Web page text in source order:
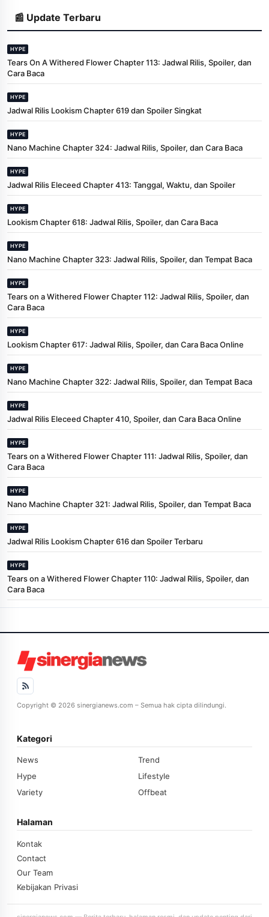
📰 Update Terbaru
HYPE
Tears On A Withered Flower Chapter 113: Jadwal Rilis, Spoiler, dan
Cara Baca
HYPE
Jadwal Rilis Lookism Chapter 619 dan Spoiler Singkat
HYPE
Nano Machine Chapter 324: Jadwal Rilis, Spoiler, dan Cara Baca
HYPE
Jadwal Rilis Eleceed Chapter 413: Tanggal, Waktu, dan Spoiler
HYPE
Lookism Chapter 618: Jadwal Rilis, Spoiler, dan Cara Baca
HYPE
Nano Machine Chapter 323: Jadwal Rilis, Spoiler, dan Tempat Baca
HYPE
Tears on a Withered Flower Chapter 112: Jadwal Rilis, Spoiler, dan
Cara Baca
HYPE
Lookism Chapter 617: Jadwal Rilis, Spoiler, dan Cara Baca Online
HYPE
Nano Machine Chapter 322: Jadwal Rilis, Spoiler, dan Tempat Baca
HYPE
Jadwal Rilis Eleceed Chapter 410, Spoiler, dan Cara Baca Online
HYPE
Tears on a Withered Flower Chapter 111: Jadwal Rilis, Spoiler, dan
Cara Baca
HYPE
Nano Machine Chapter 321: Jadwal Rilis, Spoiler, dan Tempat Baca
HYPE
Jadwal Rilis Lookism Chapter 616 dan Spoiler Terbaru
HYPE
Tears on a Withered Flower Chapter 110: Jadwal Rilis, Spoiler, dan
Cara Baca
Copyright © 2026 sinergianews.com – Semua hak cipta dilindungi.
Kategori
News
Trend
Hype
Lifestyle
Variety
Offbeat
Halaman
Kontak
Contact
Our Team
Kebijakan Privasi